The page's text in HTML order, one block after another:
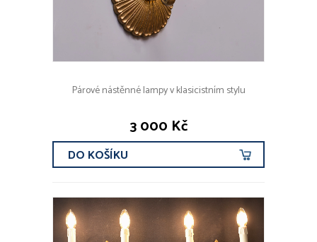
Párové nástěnné lampy v klasicistním stylu
3 000 Kč
DO KOŠÍKU